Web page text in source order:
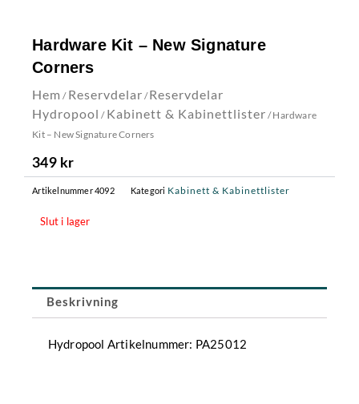
Hardware Kit – New Signature
Corners
Hem / Reservdelar /Reservdelar
Hydropool / Kabinett & Kabinettlister / Hardware
Kit – New Signature Corners
349 kr
Artikelnummer4092 Kategori Kabinett & Kabinettlister
Slut i lager
Beskrivning
Hydropool Artikelnummer: PA25012